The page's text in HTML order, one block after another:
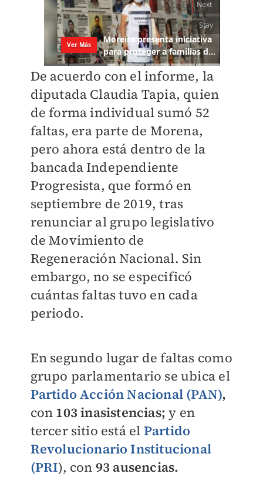
De acuerdo con el informe, la
diputada Claudia Tapia, quien
de forma individual sumó 52
faltas, era parte de Morena,
pero ahora está dentro de la
bancada Independiente
Progresista, que formó en
septiembre de 2019, tras
renunciar al grupo legislativo
de Movimiento de
Regeneración Nacional. Sin
embargo, no se especificó
cuántas faltas tuvo en cada
periodo.
En segundo lugar de faltas como
grupo parlamentario se ubica el
Partido Acción Nacional (PAN),
con 103 inasistencias; y en
tercer sitio está el Partido
Revolucionario Institucional
(PRI), con 93 ausencias.